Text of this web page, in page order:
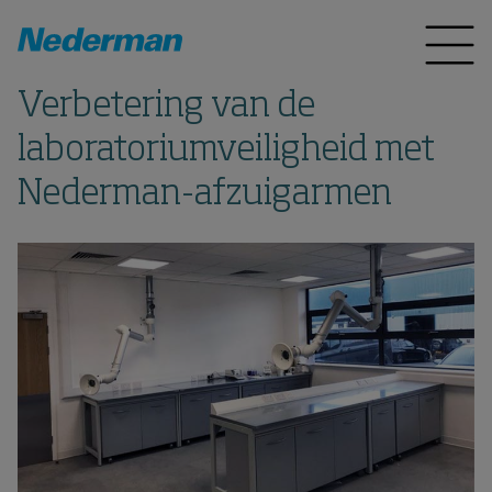
Verbetering van de
laboratoriumveiligheid met
Nederman-afzuigarmen